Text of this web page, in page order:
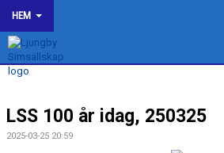
HEM
LJUNGBY SIMSÄLLSKAP
OM KLUBBEN
LSS 100 år idag, 250325
2025-03-25 20:59